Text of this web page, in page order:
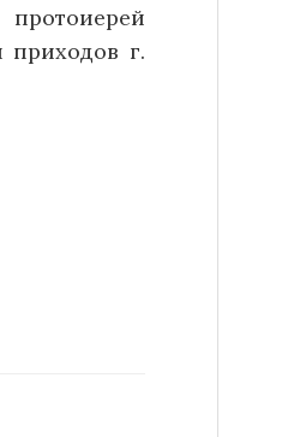
приходов г.